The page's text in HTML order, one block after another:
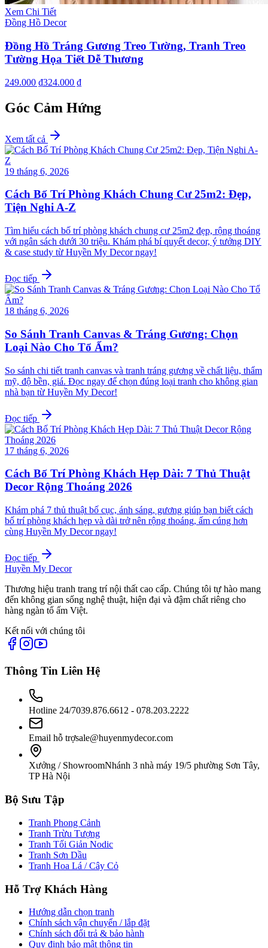
Xem Chi Tiết
Đồng Hồ Decor
Đồng Hồ Tráng Gương Treo Tường, Tranh Treo
Tường Họa Tiết Dễ Thương
249.000 ₫324.000 ₫
Góc Cảm Hứng
Xem tất cả
19 tháng 6, 2026
Cách Bố Trí Phòng Khách Chung Cư 25m2: Đẹp,
Tiện Nghi A-Z
Tìm hiểu cách bố trí phòng khách chung cư 25m2 đẹp, rộng thoáng
với ngân sách dưới 30 triệu. Khám phá bí quyết decor, ý tưởng DIY
& case study từ Huyền My Decor ngay!
Đọc tiếp
18 tháng 6, 2026
So Sánh Tranh Canvas & Tráng Gương: Chọn
Loại Nào Cho Tổ Ấm?
So sánh chi tiết tranh canvas và tranh tráng gương về chất liệu, thẩm
mỹ, độ bền, giá. Đọc ngay để chọn đúng loại tranh cho không gian
nhà bạn từ Huyền My Decor!
Đọc tiếp
17 tháng 6, 2026
Cách Bố Trí Phòng Khách Hẹp Dài: 7 Thủ Thuật
Decor Rộng Thoáng 2026
Khám phá 7 thủ thuật bố cục, ánh sáng, gương giúp bạn biết cách
bố trí phòng khách hẹp và dài trở nên rộng thoáng, ấm cúng hơn
cùng Huyền My Decor ngay!
Đọc tiếp
Huyền My Decor
Thương hiệu tranh trang trí nội thất cao cấp. Chúng tôi tự hào mang
đến không gian sống nghệ thuật, hiện đại và đậm chất riêng cho
hàng ngàn tổ ấm Việt.
Kết nối với chúng tôi
Thông Tin Liên Hệ
Hotline 24/7039.876.6612 - 078.203.2222
Email hỗ trợsale@huyenmydecor.com
Xưởng / ShowroomNhánh 3 nhà máy 19/5 phường Sơn Tây,
TP Hà Nội
Bộ Sưu Tập
Tranh Phong Cảnh
Tranh Trừu Tượng
Tranh Tối Giản Nodic
Tranh Sơn Dầu
Tranh Hoa Lá / Cây Cỏ
Hỗ Trợ Khách Hàng
Hướng dẫn chọn tranh
Chính sách vận chuyển / lắp đặt
Chính sách đổi trả & bảo hành
Quy định bảo mật thông tin